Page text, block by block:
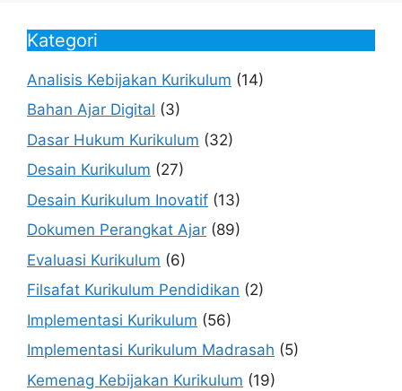
Kategori
Analisis Kebijakan Kurikulum (14)
Bahan Ajar Digital (3)
Dasar Hukum Kurikulum (32)
Desain Kurikulum (27)
Desain Kurikulum Inovatif (13)
Dokumen Perangkat Ajar (89)
Evaluasi Kurikulum (6)
Filsafat Kurikulum Pendidikan (2)
Implementasi Kurikulum (56)
Implementasi Kurikulum Madrasah (5)
Kemenag Kebijakan Kurikulum (19)